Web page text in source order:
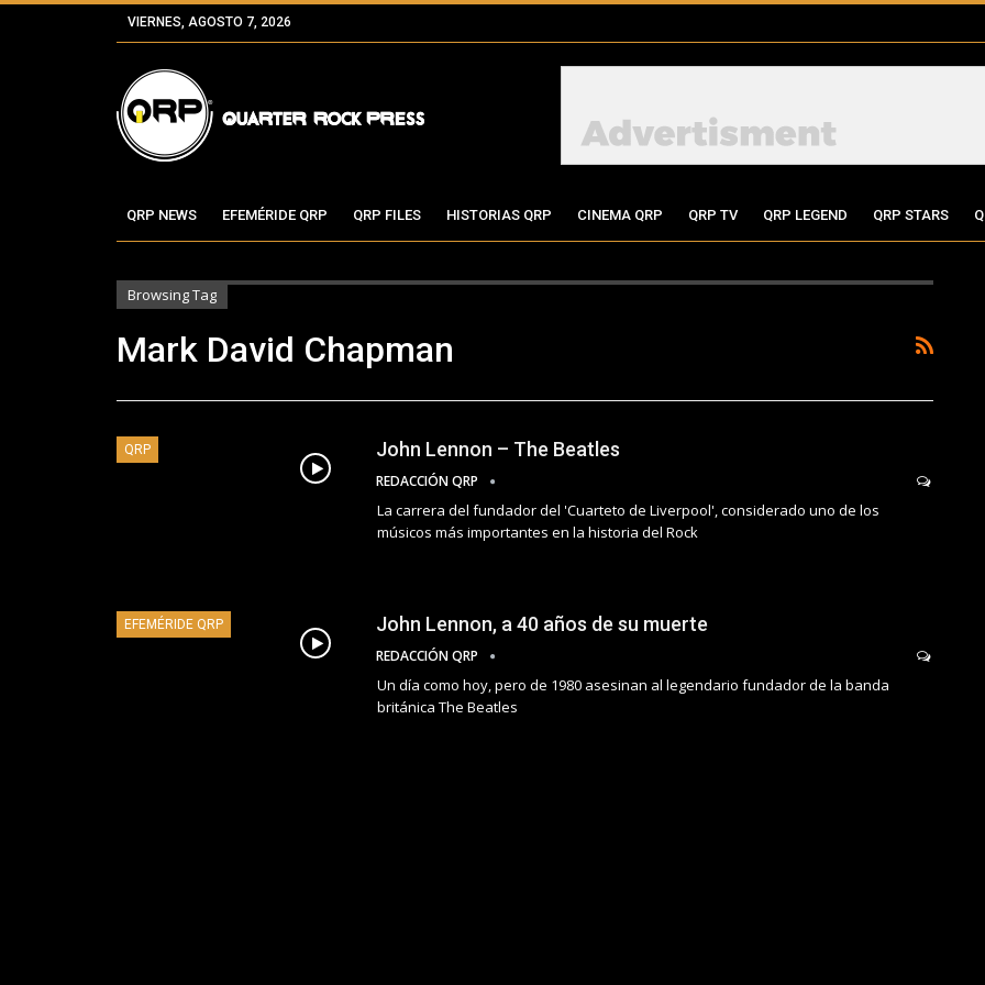
VIERNES, AGOSTO 7, 2026
QRP NEWS EFEMÉRIDE QRP QRP FILES HISTORIAS QRP CINEMA QRP QRP TV QRP LEGEND QRP STARS
Browsing Tag
Mark David Chapman
QRP John Lennon – The Beatles
REDACCIÓN QRP
La carrera del fundador del 'Cuarteto de Liverpool', considerado uno de los
músicos más importantes en la historia del Rock
EFEMÉRIDE QRP John Lennon, a 40 años de su muerte
REDACCIÓN QRP
Un día como hoy, pero de 1980 asesinan al legendario fundador de la banda
británica The Beatles